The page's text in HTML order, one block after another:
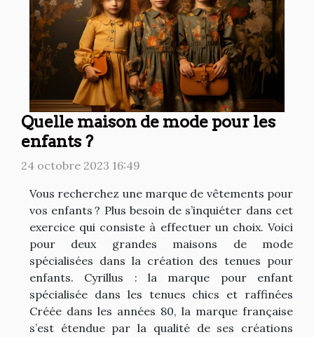
Quelle maison de mode pour les
enfants ?
24 octobre 2023 16:49
Vous recherchez une marque de vêtements pour
vos enfants ? Plus besoin de s’inquiéter dans cet
exercice qui consiste à effectuer un choix. Voici
pour deux grandes maisons de mode
spécialisées dans la création des tenues pour
enfants. Cyrillus : la marque pour enfant
spécialisée dans les tenues chics et raffinées
Créée dans les années 80, la marque française
s’est étendue par la qualité de ses créations